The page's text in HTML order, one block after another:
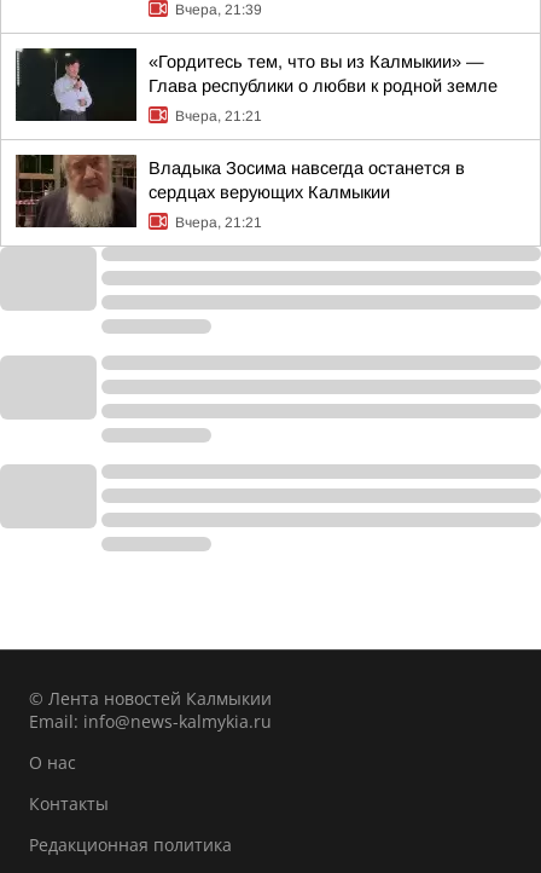
Вчера, 21:39
«Гордитесь тем, что вы из Калмыкии» —
Глава республики о любви к родной земле
Вчера, 21:21
Владыка Зосима навсегда останется в
сердцах верующих Калмыкии
Вчера, 21:21
© Лента новостей Калмыкии
Email: info@news-kalmykia.ru
О нас
Контакты
Редакционная политика